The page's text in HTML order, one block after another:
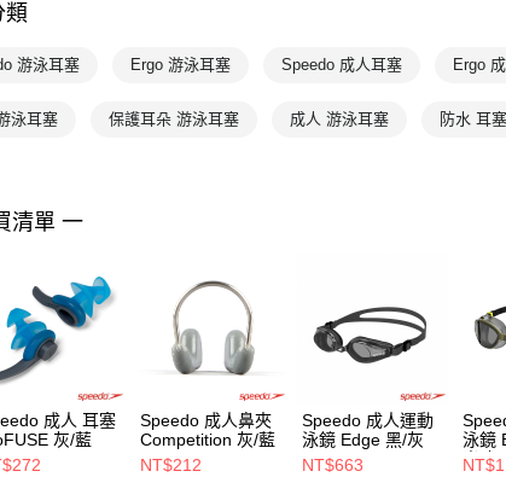
類
游泳耳塞 Ergo 游泳耳塞 Speedo 成人耳塞 Ergo
泳耳塞 保護耳朵 游泳耳塞 成人 游泳耳塞 防水 耳塞
清單 一
成人 耳塞
灰/藍
Speedo 成人鼻夾
Competition 灰/藍
NT$212
Speedo 成人運動
泳鏡 Edge 黑/灰
NT$663
泳鏡
光 灰